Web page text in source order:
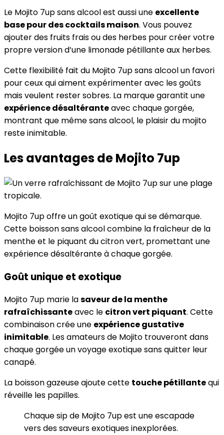
Le Mojito 7up sans alcool est aussi une excellente
base pour des cocktails maison. Vous pouvez
ajouter des fruits frais ou des herbes pour créer votre
propre version d’une limonade pétillante aux herbes.
Cette flexibilité fait du Mojito 7up sans alcool un favori
pour ceux qui aiment expérimenter avec les goûts
mais veulent rester sobres. La marque garantit une
expérience désaltéranteavec chaque gorgée,
montrant que même sans alcool, le plaisir du mojito
reste inimitable.
Les avantages de Mojito 7up
Mojito 7up offre un goût exotique qui se démarque.
Cette boisson sans alcool combine la fraîcheur de la
menthe et le piquant du citron vert, promettant une
expérience désaltérante à chaque gorgée.
Goût unique et exotique
Mojito 7up marie lasaveur de la menthe
rafraîchissanteavec le citron vert piquant. Cette
combinaison crée une expérience gustative
inimitable. Les amateurs de Mojito trouveront dans
chaque gorgée un voyage exotique sans quitter leur
canapé.
La boisson gazeuse ajoute cette touche pétillantequi
réveille les papilles.
Chaque sip de Mojito 7up est une escapade
vers des saveurs exotiques inexplorées.